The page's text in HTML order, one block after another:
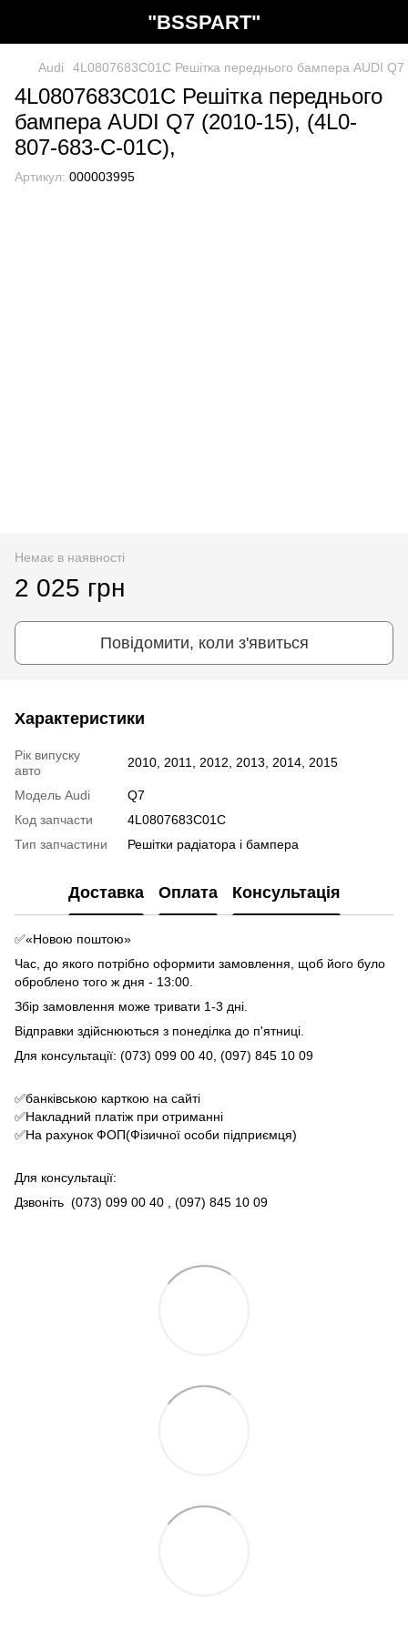
"BSSPART"
Audi 4L0807683C01C Решітка переднього бампера AUDI
4L0807683C01C Решітка переднього
бампера AUDI Q7 (2010-15), (4L0-
807-683-C-01C),
Артикул: 000003995
Немає в наявності
2 025 грн
Повідомити, коли з'явиться
Характеристики
Рік випуску
авто
2010, 2011, 2012, 2013, 2014, 2015
Модель Audi
Q7
Код запчасти
4L0807683C01C
Тип запчастини
Решітки радіатора і бампера
Доставка Оплата Консультація
✅«Новою поштою»
Час, до якого потрібно оформити замовлення, щоб його було
оброблено того ж дня - 13:00.
Збір замовлення може тривати 1-3 дні.
Відправки здійснюються з понеділка до п'ятниці.
Для консультації: (073) 099 00 40, (097) 845 10 09
✅банківською карткою на сайті
✅Накладний платіж при отриманні
✅На рахунок ФОП(Фізичної особи підприємця)
Для консультації:
Дзвоніть (073) 099 00 40 , (097) 845 10 09